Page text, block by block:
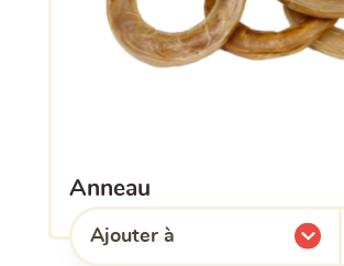
anneau
Ajouter à
l'une de mes listes.